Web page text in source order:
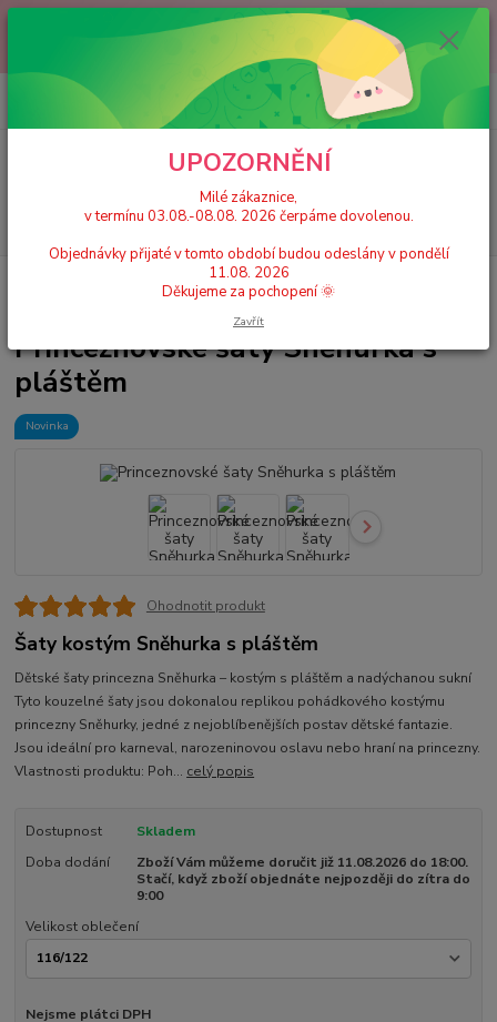
Milé zákaznice, v termínu 03.08.-08.08. 2026 čerpáme dovolenou.
Objednávky přijaté v tomto období budou odeslány v pondělí 11.08.
2026 Děkujeme za pochopení 🌞
CZK
Hledat
+420 777 224 390
(Po-Pá, 9-17 hod.)
0 Kč
Dětské karnevalové kostýmy / Princeznovské šaty, doplňky
Princeznovské šaty Sněhurka s pláštěm
Princeznovské šaty Sněhurka s
pláštěm
Novinka
Ohodnotit produkt
Šaty kostým Sněhurka s pláštěm
Dětské šaty princezna Sněhurka – kostým s pláštěm a nadýchanou sukní
Tyto kouzelné šaty jsou dokonalou replikou pohádkového kostýmu
princezny Sněhurky, jedné z nejoblíbenějších postav dětské fantazie.
Jsou ideální pro karneval, narozeninovou oslavu nebo hraní na princezny.
Vlastnosti produktu: Poh... celý popis
Dostupnost
Skladem
Doba dodání
Zboží Vám můžeme doručit již 11.08.2026 do 18:00.
Stačí, když zboží objednáte nejpozději do zítra do
9:00
Velikost oblečení
Nejsme plátci DPH
UPOZORNĚNÍ
Milé zákaznice,
v termínu 03.08.-08.08. 2026 čerpáme dovolenou.
Objednávky přijaté v tomto období budou odeslány v pondělí
11.08. 2026
Děkujeme za pochopení 🌞
Zavřít